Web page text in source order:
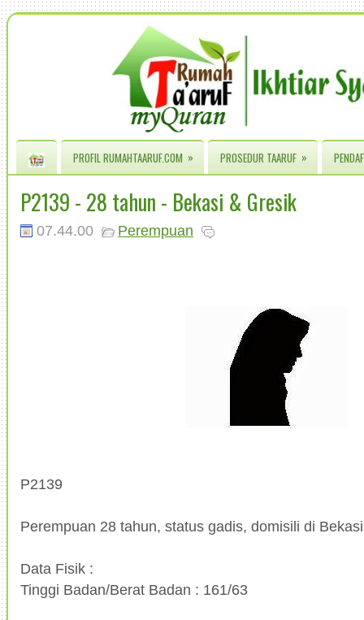
PROFIL RUMAHTAARUF.COM » PROSEDUR TAARUF »
P2139 - 28 tahun - Bekasi & Gresik
07.44.00 Perempuan
P2139
Perempuan 28 tahun, status gadis, domisili di
Data Fisik :
Tinggi Badan/Berat Badan : 161/63